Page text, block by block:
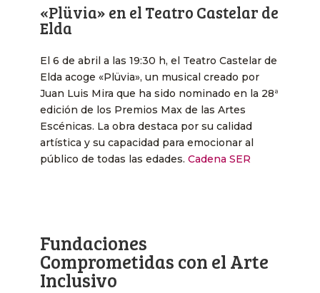
«Plüvia» en el Teatro Castelar de
Elda
El 6 de abril a las 19:30 h, el Teatro Castelar de
Elda acoge «Plüvia», un musical creado por
Juan Luis Mira que ha sido nominado en la 28ª
edición de los Premios Max de las Artes
Escénicas. La obra destaca por su calidad
artística y su capacidad para emocionar al
público de todas las edades. ​ Cadena SER
Fundaciones
Comprometidas con el Arte
Inclusivo